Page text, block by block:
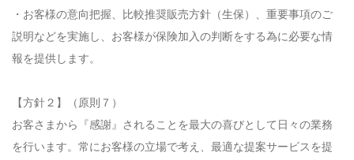
・お客様の意向把握、比較推奨販売方針（生保）、重要事項のご
説明などを実施し、お客様が保険加入の判断をする為に必要な情
報を提供します。
【方針２】（原則７）
お客さまから『感謝』されることを最大の喜びとして日々の業務
を行います。常にお客様の立場で考え、最適な提案サービスを提